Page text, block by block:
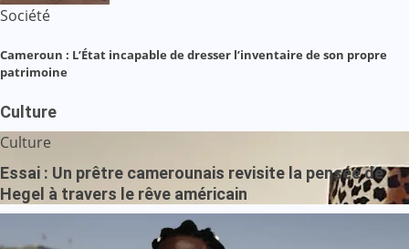
Société
Cameroun : L’État incapable de dresser l’inventaire de son propre
patrimoine
Culture
Culture
Essai : Un prêtre camerounais revisite la pensée de
Hegel à travers le rêve américain